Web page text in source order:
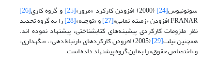
سونونیوس[24] (2000) افزودن کارکرد «مرور» [25] و گروه کاری[26]
FRANAR افزودن «زمینه نمایی» [27] و «توجیه»[28] را به گروه تجدید
نظر ملزومات کارکردی پیشینه‌های کتابشناختی، پیشنهاد نموده اند.
همچنین تیلت[29] (2005) افزودن کارکردهای «ارتباط دهی»، «نگهداری»
و «اختصاص حقوق» را به این گروه پیشنهاد داده است.